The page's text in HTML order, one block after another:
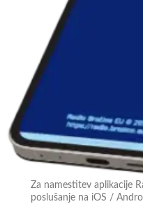
Za namestitev aplikacije
poslušanje na iOS /